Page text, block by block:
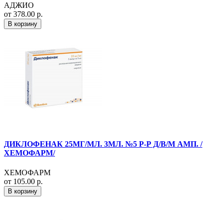
АДЖИО
от 378.00 р.
В корзину
ДИКЛОФЕНАК 25МГ/МЛ. 3МЛ. №5 Р-Р Д/В/М АМП. /
ХЕМОФАРМ/
ХЕМОФАРМ
от 105.00 р.
В корзину